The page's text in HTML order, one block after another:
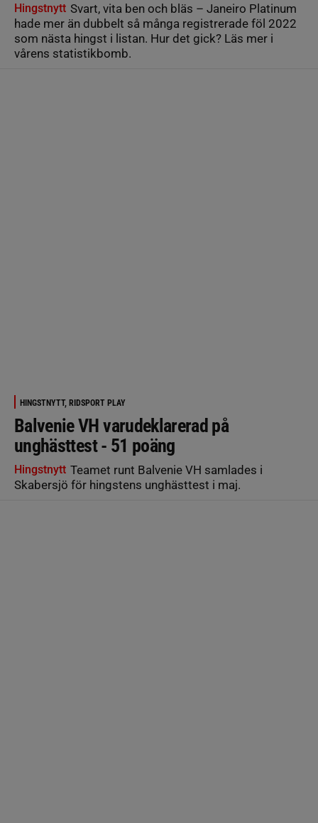
Hingstnytt Svart, vita ben och bläs – Janeiro Platinum
hade mer än dubbelt så många registrerade föl 2022
som nästa hingst i listan. Hur det gick? Läs mer i
vårens statistikbomb.
HINGSTNYTT, RIDSPORT PLAY
Balvenie VH varudeklarerad på
unghästtest - 51 poäng
Hingstnytt Teamet runt Balvenie VH samlades i
Skabersjö för hingstens unghästtest i maj.